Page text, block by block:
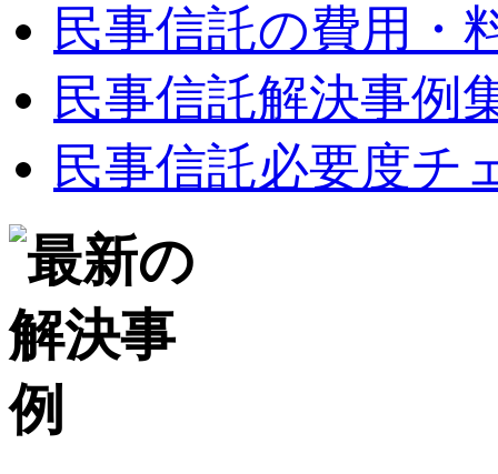
民事信託の費用・
民事信託解決事例
民事信託必要度チ